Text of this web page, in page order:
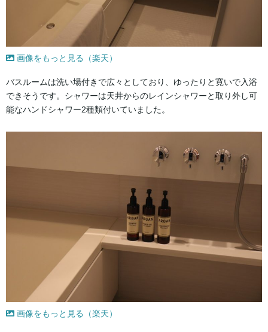
画像をもっと見る（楽天）
バスルームは洗い場付きで広々としており、ゆったりと寛いで入浴
できそうです。シャワーは天井からのレインシャワーと取り外し可
能なハンドシャワー2種類付いていました。
画像をもっと見る（楽天）